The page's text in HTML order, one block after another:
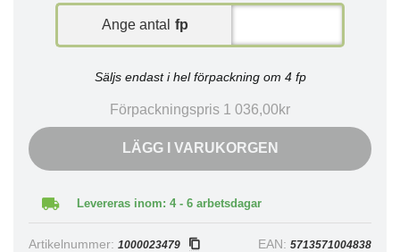
Ange antal fp
Säljs endast i hel förpackning om 4 fp
Förpackningspris 1 036,00kr
LÄGG I VARUKORGEN
Levereras inom: 4 - 6 arbetsdagar
Artikelnummer: 1000023479 EAN: 5713571004838